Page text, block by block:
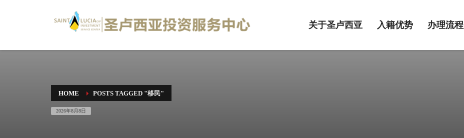
关于圣卢西亚 入籍优势 办理流程
HOME POSTS TAGGED "移民"
2026年8月8日